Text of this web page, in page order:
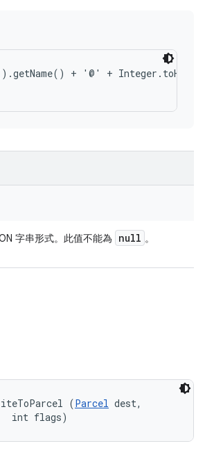
+ '@' +
字串形式。此值不能為 null 。
(Parcel dest,
int flags)